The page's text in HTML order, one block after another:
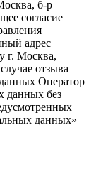
б-р
согласие
адрес
г. Москва,
отзыва
Оператор
данных без
данных»